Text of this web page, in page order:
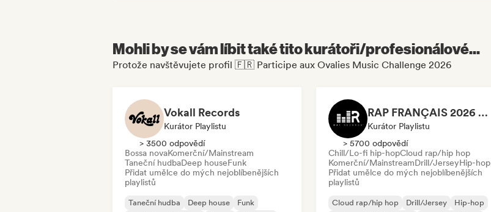
Mohli by se vám líbit také tito kurátoři/profesionálové...
Protože navštěvujete profil 🇫🇷 Participe aux Ovalies Music Challenge 2026
Vokall Records
Kurátor Playlistu
> 3500 odpovědí
Bossa novaKomerční/Mainstream
Taneční hudbaDeep houseFunk
Přidat umělce do mých nejoblíbenějších
playlistů
Taneční hudba Deep house
Funk
RAP FRANÇAIS 2026 🔥🇫🇷 (Way Records)
Kurátor Playlistu
> 5700 odpovědí
Chill/Lo-fi hip-hopCloud rap/hip hop
Komerční/MainstreamDrill/JerseyHip-hop
Přidat umělce do mých nejoblíbenějších
playlistů
Cloud rap/hip hop Drill/Jersey
Hip-hop